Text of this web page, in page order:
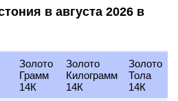
в августа 2026 в
Золото
Грамм
14К
Золото
Килограмм
14К
Золото
Тола
14К